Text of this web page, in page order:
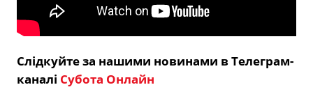
Слідкуйте за нашими новинами в Телеграм-
каналі Субота Онлайн